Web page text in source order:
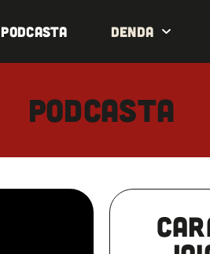
Podcasta Denda
Podcasta